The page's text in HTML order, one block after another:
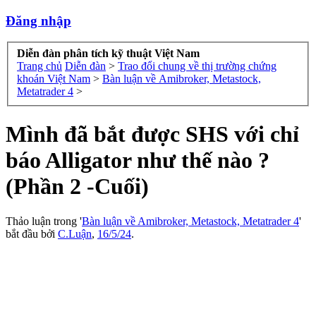
Đăng nhập
Diễn đàn phân tích kỹ thuật Việt Nam
Trang chủ Diễn đàn > Trao đổi chung về thị trường chứng
khoán Việt Nam > Bàn luận về Amibroker, Metastock,
Metatrader 4 >
Mình đã bắt được SHS với chỉ
báo Alligator như thế nào ?
(Phần 2 -Cuối)
Thảo luận trong 'Bàn luận về Amibroker, Metastock, Metatrader 4'
bắt đầu bởi C.Luận, 16/5/24.